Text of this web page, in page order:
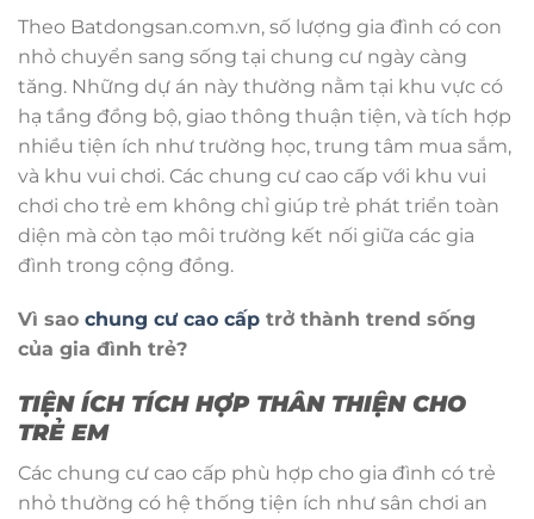
Theo Batdongsan.com.vn, số lượng gia đình có con
nhỏ chuyển sang sống tại chung cư ngày càng
tăng. Những dự án này thường nằm tại khu vực có
hạ tầng đồng bộ, giao thông thuận tiện, và tích hợp
nhiều tiện ích như trường học, trung tâm mua sắm,
và khu vui chơi. Các chung cư cao cấp với khu vui
chơi cho trẻ em không chỉ giúp trẻ phát triển toàn
diện mà còn tạo môi trường kết nối giữa các gia
đình trong cộng đồng.
Vì sao chung cư cao cấp trở thành trend sống
của gia đình trẻ?
TIỆN ÍCH TÍCH HỢP THÂN THIỆN CHO
TRẺ EM
Các chung cư cao cấp phù hợp cho gia đình có trẻ
nhỏ thường có hệ thống tiện ích như sân chơi an